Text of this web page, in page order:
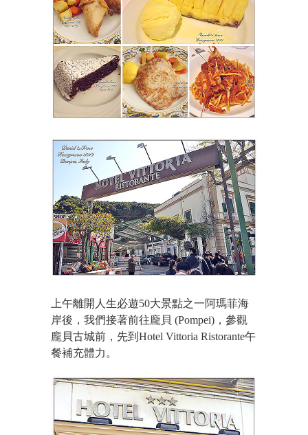
上午離開人生必遊50大景點之一阿瑪菲海
岸後，我們接著前往龐貝 (Pompei)，參觀
龐貝古城前，先到Hotel Vittoria Ristorante午
餐補充體力。